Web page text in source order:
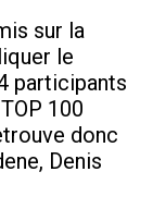
sur la
le
participants
100
donc
Denis